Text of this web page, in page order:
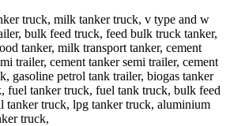
truck, milk tanker truck, v type and w
bulk feed truck, feed bulk truck tanker,
tanker, milk transport tanker, cement
trailer, cement tanker semi trailer, cement
gasoline petrol tank trailer, biogas tanker
fuel tanker truck, fuel tank truck, bulk feed
tanker truck, lpg tanker truck, aluminium
truck,